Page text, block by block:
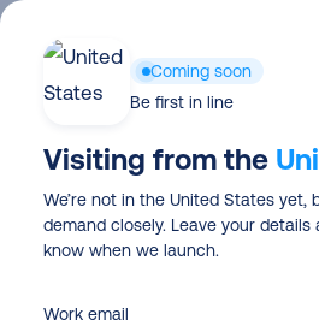
Skip
Coming soon
Be first in line
Visiting from the
We’re not in the United States yet,
demand closely. Leave your details
know when we launch.
Work email